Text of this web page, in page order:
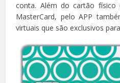
conta. Além do cartão físico
MasterCard, pelo APP
virtuais que são exclusivos